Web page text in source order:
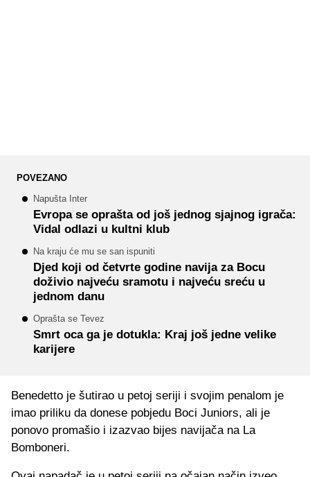
POVEZANO
Napušta Inter
Evropa se oprašta od još jednog sjajnog igrača:
Vidal odlazi u kultni klub
Na kraju će mu se san ispuniti
Djed koji od četvrte godine navija za Bocu
doživio najveću sramotu i najveću sreću u
jednom danu
Oprašta se Tevez
Smrt oca ga je dotukla: Kraj još jedne velike
karijere
Benedetto je šutirao u petoj seriji i svojim penalom je
imao priliku da donese pobjedu Boci Juniors, ali je
ponovo promašio i izazvao bijes navijača na La
Bomboneri.